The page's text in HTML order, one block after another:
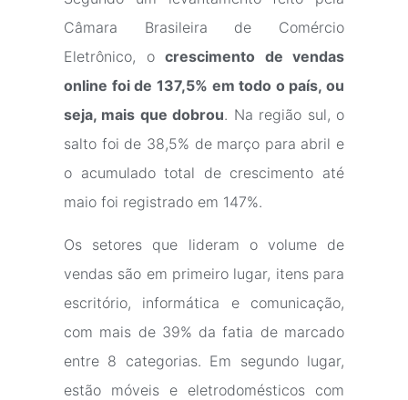
Câmara Brasileira de Comércio
Eletrônico, o crescimento de vendas
online foi de 137,5% em todo o país, ou
seja, mais que dobrou. Na região sul, o
salto foi de 38,5% de março para abril e
o acumulado total de crescimento até
maio foi registrado em 147%.
Os setores que lideram o volume de
vendas são em primeiro lugar, itens para
escritório, informática e comunicação,
com mais de 39% da fatia de marcado
entre 8 categorias. Em segundo lugar,
estão móveis e eletrodomésticos com